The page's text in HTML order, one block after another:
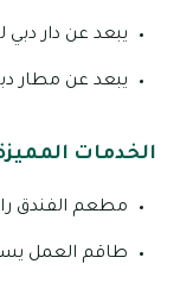
يبعد عن دار دبي
يبعد عن مطار دبي
الخدمات
مطعم الفندق
طاقم العمل